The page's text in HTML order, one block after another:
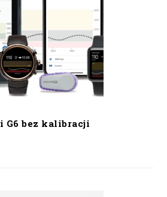
G6 bez kalibracji